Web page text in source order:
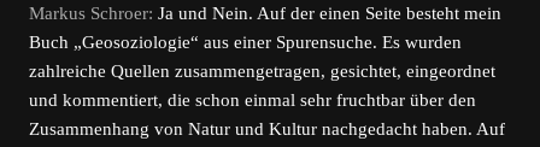
Markus Schroer: Ja und Nein. Auf der einen Seite besteht mein
Buch „Geosoziologie“ aus einer Spurensuche. Es wurden
zahlreiche Quellen zusammengetragen, gesichtet, eingeordnet
und kommentiert, die schon einmal sehr fruchtbar über den
Zusammenhang von Natur und Kultur nachgedacht haben. Auf